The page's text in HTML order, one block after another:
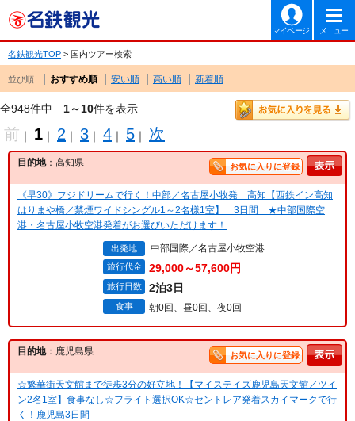
マイページ メニュー
名鉄観光TOP > 国内ツアー検索
並び順: おすすめ順 安い順 高い順 新着順
全948件中 1～10件を表示
前 ｜ 1 ｜ 2 ｜ 3 ｜ 4 ｜ 5 ｜ 次
目的地：高知県 お気に入りに登録
《早30》フジドリームで行く！中部／名古屋小牧発 高知【西鉄イン高知
はりまや橋／禁煙ワイドシングル1～2名様1室】 3日間 ★中部国際空
港・名古屋小牧空港発着がお選びいただけます！
出発地 中部国際／名古屋小牧空港
旅行代金 29,000～57,600円
旅行日数 2泊3日
食事 朝0回、昼0回、夜0回
目的地：鹿児島県 お気に入りに登録
☆繁華街天文館まで徒歩3分の好立地！【マイステイズ鹿児島天文館／ツイ
ン2名1室】食事なし☆フライト選択OK☆セントレア発着スカイマークで行
く！鹿児島3日間